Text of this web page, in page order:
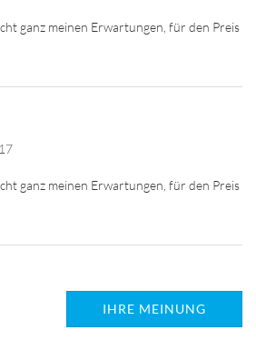
ganz meinen Erwartungen, für den Preis
ganz meinen Erwartungen, für den Preis
IHRE MEINUNG